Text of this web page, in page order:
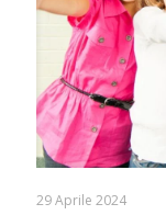
29 Aprile 2024